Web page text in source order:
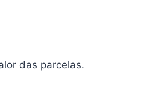
das parcelas.